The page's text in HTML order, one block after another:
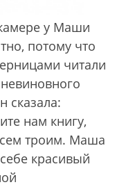
у Маши
потому что
читали
сказала:
нам книгу,
троим. Маша
красивый